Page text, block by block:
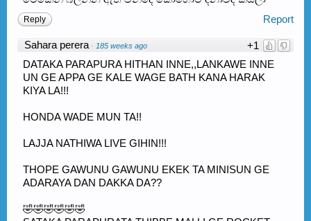
Report
Reply
+1
Sahara perera · 185 weeks ago
DATAKA PARAPURA HITHAN INNE,,LANKAWE INNE
UN GE APPA GE KALE WAGE BATH KANA HARAK
KIYA LA!!!
HONDA WADE MUN TA!!
LAJJA NATHIWA LIVE GIHIN!!!
THOPE GAWUNU GAWUNU EKEK TA MINISUN GE
ADARAYA DAN DAKKA DA??
🤣🤣🤣🤣🤣🤣